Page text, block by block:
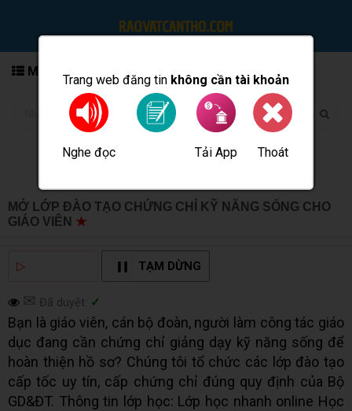
Trang web đăng tin không cần tài khoản
Nghe đọc Tải App Thoát
MENU
MỞ LỚP ĐÀO TẠO CHỨNG CHỈ KỸ NĂNG SỐNG CHO
GIÁO VIÊN ★
▷ TẠM DỪNG
✉ Đã duyệt: ✓
Bạn là giáo viên, cán bộ đoàn, người làm công tác giáo
dục đang cần chứng chỉ giảng dạy kỹ năng sống để
hoàn thiện hồ sơ? Chúng tôi tổ chức các lớp đào tạo
cấp tốc uy tín, cấp chứng chỉ đúng quy định của Bộ
GD&ĐT. Thông tin lớp học: Lớp học nhanh online Học